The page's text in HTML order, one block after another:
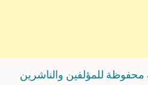
للمؤلفين والناشرين